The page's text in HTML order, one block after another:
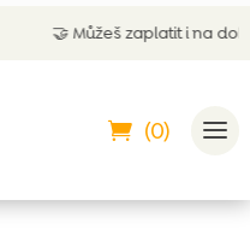
i na dobírku
(0)